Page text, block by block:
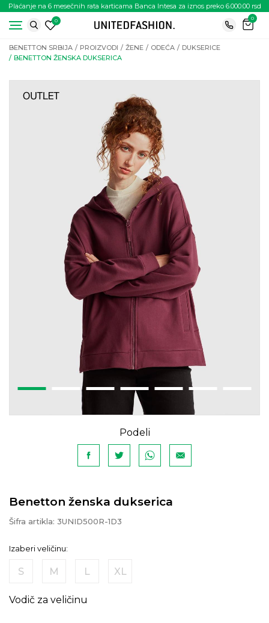
Plaćanje na 6 mesečnih rata karticama Banca Intesa za iznos preko 6.000.00 rsd
0
0
BENETTON SRBIJA PROIZVODI ŽENE ODEĆA
DUKSERICE
BENETTON ŽENSKA DUKSERICA
Podeli
Benetton ženska dukserica
Šifra artikla: 3UNID500R-1D3
Izaberi veličinu:
S M L XL
Vodič za veličinu